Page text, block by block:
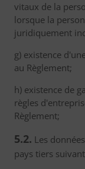
vitaux de la
lorsque la
juridiquement
g) existence
au Règlement;
h) existence de
règles
Règlement;
5.2. Les
pays tiers